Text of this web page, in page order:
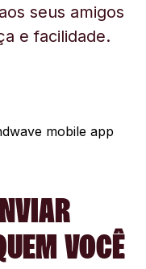
seus amigos
e facilidade.
VOCÊ